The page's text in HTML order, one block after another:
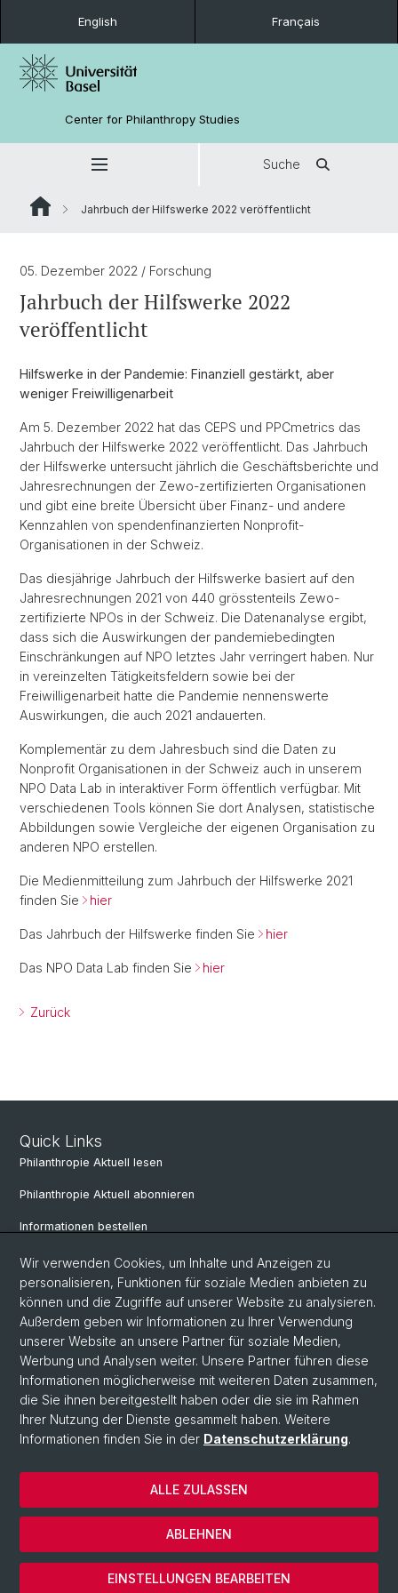
English Français
Center for Philanthropy Studies
Suche
Jahrbuch der Hilfswerke 2022 veröffentlicht
05. Dezember 2022 / Forschung
Jahrbuch der Hilfswerke 2022
veröffentlicht
Hilfswerke in der Pandemie: Finanziell gestärkt, aber
weniger Freiwilligenarbeit
Am 5. Dezember 2022 hat das CEPS und PPCmetrics das
Jahrbuch der Hilfswerke 2022 veröffentlicht. Das Jahrbuch
der Hilfswerke untersucht jährlich die Geschäftsberichte und
Jahresrechnungen der Zewo-zertifizierten Organisationen
und gibt eine breite Übersicht über Finanz- und andere
Kennzahlen von spendenfinanzierten Nonprofit-
Organisationen in der Schweiz.
Das diesjährige Jahrbuch der Hilfswerke basiert auf den
Jahresrechnungen 2021 von 440 grösstenteils Zewo-
zertifizierte NPOs in der Schweiz. Die Datenanalyse ergibt,
dass sich die Auswirkungen der pandemiebedingten
Einschränkungen auf NPO letztes Jahr verringert haben. Nur
in vereinzelten Tätigkeitsfeldern sowie bei der
Freiwilligenarbeit hatte die Pandemie nennenswerte
Auswirkungen, die auch 2021 andauerten.
Komplementär zu dem Jahresbuch sind die Daten zu
Nonprofit Organisationen in der Schweiz auch in unserem
NPO Data Lab in interaktiver Form öffentlich verfügbar. Mit
verschiedenen Tools können Sie dort Analysen, statistische
Abbildungen sowie Vergleiche der eigenen Organisation zu
anderen NPO erstellen.
Die Medienmitteilung zum Jahrbuch der Hilfswerke 2021
finden Sie
hier
Das Jahrbuch der Hilfswerke finden Sie hier
Das NPO Data Lab finden Sie hier
Zurück
Quick Links
Philanthropie Aktuell lesen
Philanthropie Aktuell abonnieren
Informationen bestellen
Weiterbildungskalender
Anmelden für Weiterbildung
Social Media
LinkedIn
© Universität Basel
Wirtschaftswissenschaftliche Fakultät
Datenschutzerklärung
Wir verwenden Cookies, um Inhalte und Anzeigen zu
personalisieren, Funktionen für soziale Medien anbieten zu
können und die Zugriffe auf unserer Website zu analysieren.
Außerdem geben wir Informationen zu Ihrer Verwendung
unserer Website an unsere Partner für soziale Medien,
Werbung und Analysen weiter. Unsere Partner führen diese
Informationen möglicherweise mit weiteren Daten zusammen,
die Sie ihnen bereitgestellt haben oder die sie im Rahmen
Ihrer Nutzung der Dienste gesammelt haben. Weitere
Informationen finden Sie in der Datenschutzerklärung.
EINSTELLUNGEN BEARBEITEN
ABLEHNEN
ALLE ZULASSEN